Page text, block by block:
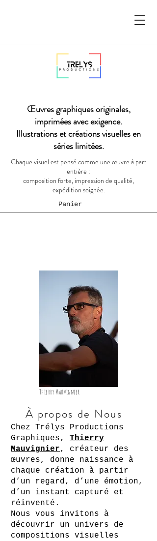
Panier
Œuvres graphiques originales,
imprimées avec exigence.
Illustrations et créations visuelles en
séries limitées.
Chaque visuel est pensé comme une œuvre à part
entière :
composition forte, impression de qualité,
expédition soignée.
Thierry Mauvignier
À propos de Nous
Chez Trélys Productions
Graphiques, Thierry
Mauvignier, créateur des
œuvres, donne naissance à
chaque création à partir
d’un regard, d’une émotion,
d’un instant capturé et
réinventé.
Nous vous invitons à
découvrir un univers de
compositions visuelles